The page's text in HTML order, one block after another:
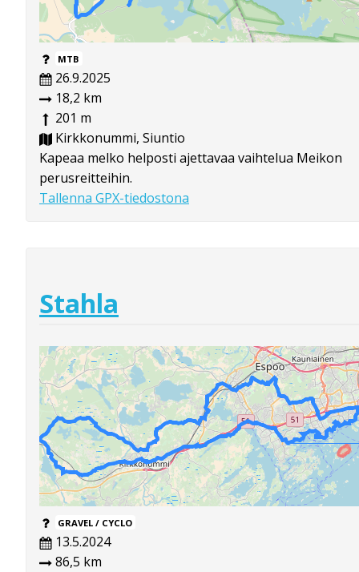
MTB
26.9.2025
18,2 km
201 m
Kirkkonummi, Siuntio
Kapeaa melko helposti ajettavaa vaihtelua Meikon
perusreitteihin.
Tallenna GPX-tiedostona
Stahla
GRAVEL / CYCLO
13.5.2024
86,5 km